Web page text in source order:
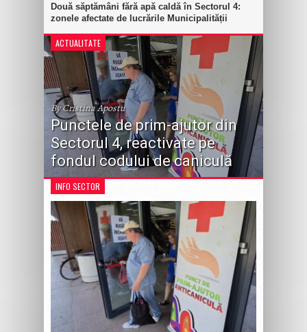
Două săptămâni fără apă caldă în Sectorul 4:
zonele afectate de lucrările Municipalității
ACTUALITATE
By Cristina Apostu
Punctele de prim-ajutor din
Sectorul 4, reactivate pe
fondul codului de caniculă
INFO SECTOR